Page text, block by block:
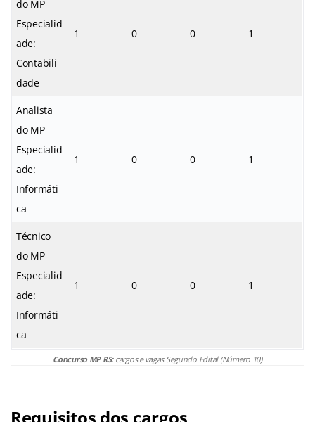
do MP
Especialid
ade:
Contabili
dade
1 0 0 1
Analista
do MP
Especialid
ade:
Informáti
ca
1 0 0 1
Técnico
do MP
Especialid
ade:
Informáti
ca
1 0 0 1
Concurso MP RS: cargos e vagas Segundo Edital (Número 10)
Requisitos dos cargos